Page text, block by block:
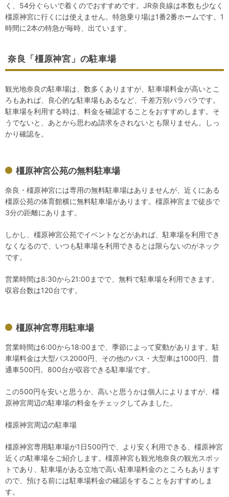
く、54分ぐらいで着くのでおすすめです。JR奈良線は本数も少なく
橿原神宮に行くには使えません。特急乗り場は1番2番ホームです。1
時間に2本の特急が毎時、出ています。
奈良「橿原神宮」の駐車場
観光地奈良の駐車場は、数多くありますが、駐車場料金が高いとこ
ろもあれば、良心的な駐車場もあるなど、千差万別バラバラです。
駐車場を利用する時は、料金を確認することをおすすめします。そ
うでないと、あとから思わぬ請求をされないとも限りません。しっ
かり確認を。
橿原神宮公苑の無料駐車場
奈良・橿原神宮には専用の無料駐車場はありませんが、近くにある
橿原公苑の体育館横に無料駐車場があります。橿原神宮まで徒歩で
3分の距離にあります。
しかし、橿原神宮公苑でイベントなどがあれば、駐車場を利用でき
なくなるので、いつも駐車場を利用できるとは限らないのがネック
です。
営業時間は8:30から21:00までで、無料で駐車場を利用できます。
収容台数は120台です。
橿原神宮専用駐車場
営業時間は6:00から18:00まで、季節によって変動があります。駐
車場料金は大型バス2000円、その他のバス・大型車は1000円、普
通車500円。800台が収容できる駐車場です。
この500円を安いと思うか、高いと思うかは個人によりますが、橿
原神宮周辺の駐車場の料金をチェックしてみました。
橿原神宮周辺の駐車場
橿原神宮専用駐車場が1日500円で、より安く利用できる、橿原神宮
近くの駐車場をご紹介します。橿原神宮も観光地奈良の観光スポッ
トであり、駐車場がある立地で高い駐車場料金のところもあります
ので、預ける前には駐車場料金の確認をすることをおすすめしま
す。